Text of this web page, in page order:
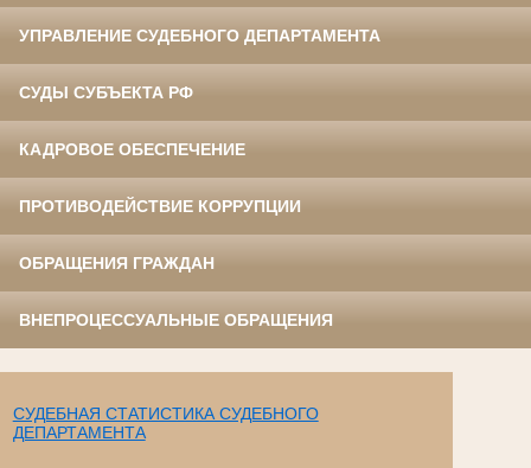
УПРАВЛЕНИЕ СУДЕБНОГО ДЕПАРТАМЕНТА
СУДЫ СУБЪЕКТА РФ
КАДРОВОЕ ОБЕСПЕЧЕНИЕ
ПРОТИВОДЕЙСТВИЕ КОРРУПЦИИ
ОБРАЩЕНИЯ ГРАЖДАН
ВНЕПРОЦЕССУАЛЬНЫЕ ОБРАЩЕНИЯ
СУДЕБНАЯ СТАТИСТИКА СУДЕБНОГО
ДЕПАРТАМЕНТА